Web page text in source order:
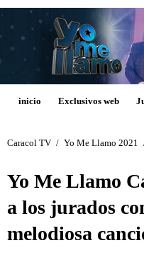
inicio Exclusivos web
Caracol TV / Yo Me Llamo 2021
Yo Me Llamo
a los jurados
melodiosa